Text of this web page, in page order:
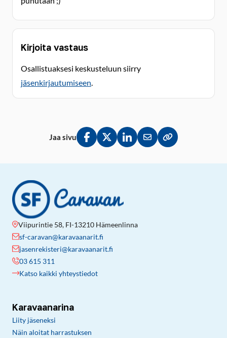
Kirjoita vastaus
Osallistuaksesi keskusteluun siirry
jäsenkirjautumiseen.
Jaa sivu
Jaa Facebookissa
Jaa Twitterissä
Jaa LinkedInissä
Jaa sähköpostitse
Kopioi linkki
Viipurintie 58, FI-13210 Hämeenlinna
sf-caravan@karavaanarit.fi
jasenrekisteri@karavaanarit.fi
03 615 311
Katso kaikki yhteystiedot
Karavaanarina
Liity jäseneksi
Näin aloitat harrastuksen